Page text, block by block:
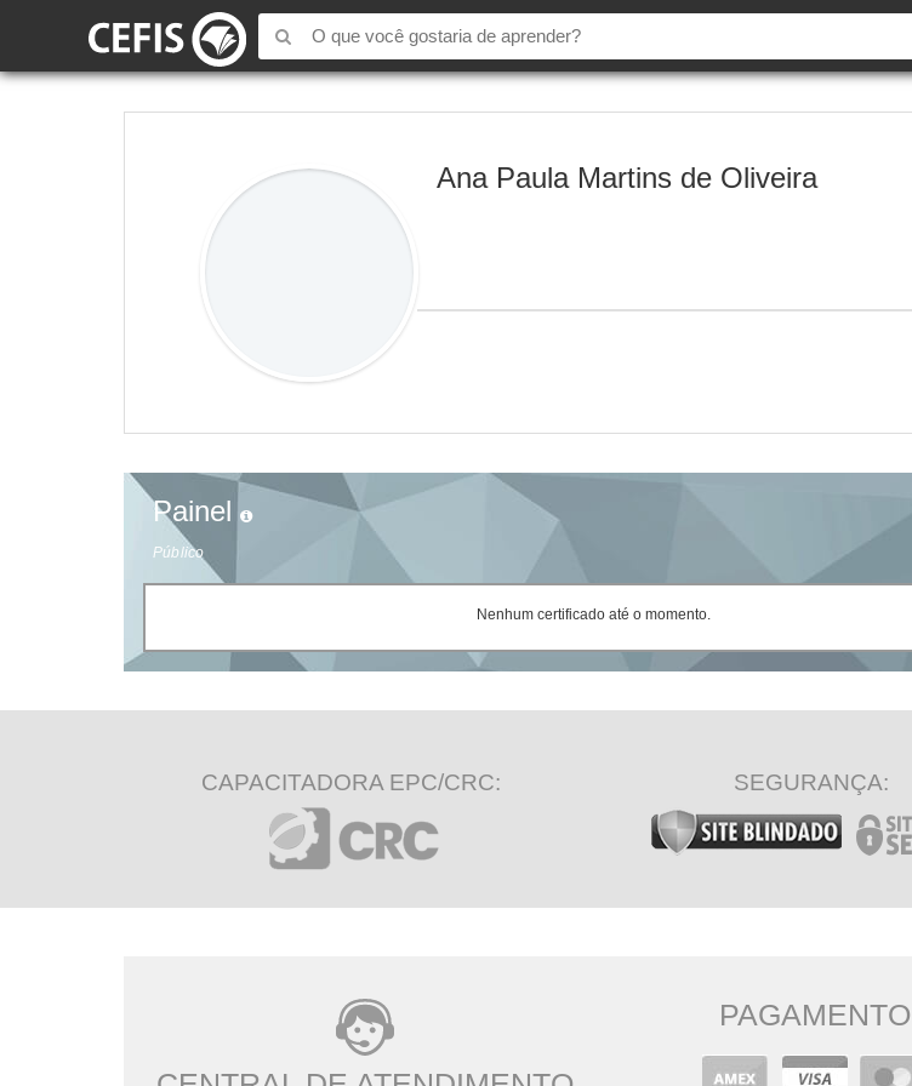
Ana Paula Martins de Oliveira
Painel
Público
Nenhum certificado até o momento.
CAPACITADORA EPC/CRC: SEGURANÇA:
PAGAMENTO